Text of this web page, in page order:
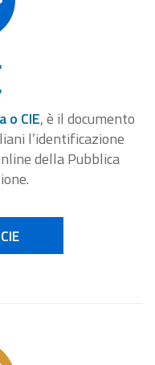
o CIE, è il documento
l’identificazione
della Pubblica